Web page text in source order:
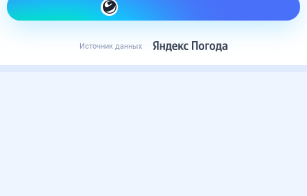
Как одеться сегодня
Источник данных